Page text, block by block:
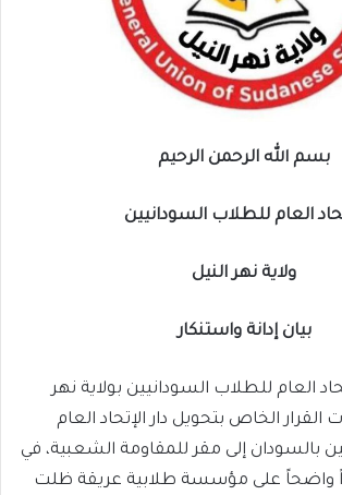
بسم الله الرحمن الرحيم
العام للطلاب السودانيين
ولاية نهر النيل
بيان إدانة واستنكار
العام للطلاب السودانيين بولاية نهر
القرار الخاص بتحويل دار الإتحاد العام
بالسودان إلى مقر للمقاومة الشعبية، في
واضحاً على مؤسسة طلابية عريقة ظلت